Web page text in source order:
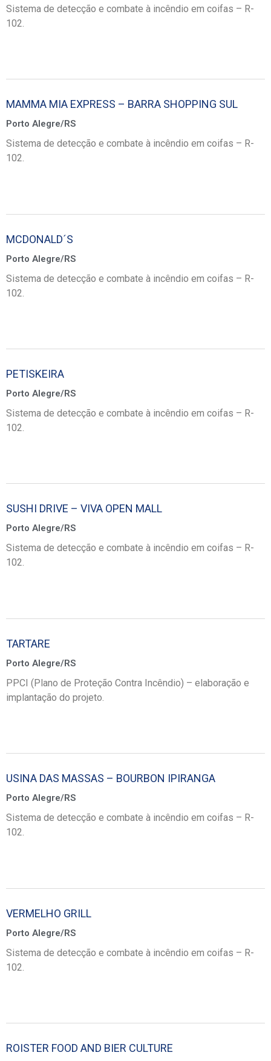
Sistema de detecção e combate à incêndio em coifas – R-
102.
MAMMA MIA EXPRESS – BARRA SHOPPING SUL
Porto Alegre/RS
Sistema de detecção e combate à incêndio em coifas – R-
102.
MCDONALD´S
Porto Alegre/RS
Sistema de detecção e combate à incêndio em coifas – R-
102.
PETISKEIRA
Porto Alegre/RS
Sistema de detecção e combate à incêndio em coifas – R-
102.
SUSHI DRIVE – VIVA OPEN MALL
Porto Alegre/RS
Sistema de detecção e combate à incêndio em coifas – R-
102.
TARTARE
Porto Alegre/RS
PPCI (Plano de Proteção Contra Incêndio) – elaboração e
implantação do projeto.
USINA DAS MASSAS – BOURBON IPIRANGA
Porto Alegre/RS
Sistema de detecção e combate à incêndio em coifas – R-
102.
VERMELHO GRILL
Porto Alegre/RS
Sistema de detecção e combate à incêndio em coifas – R-
102.
ROISTER FOOD AND BIER CULTURE